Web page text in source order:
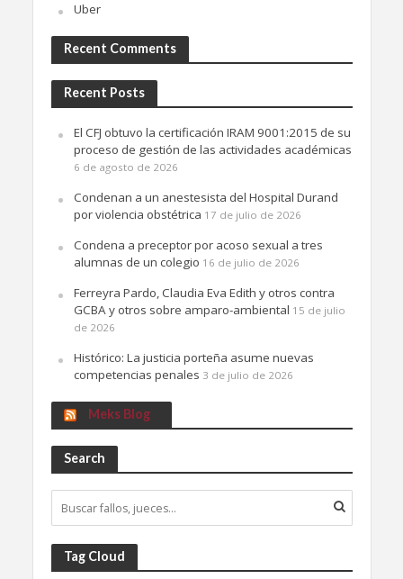
Uber
Recent Comments
Recent Posts
El CFJ obtuvo la certificación IRAM 9001:2015 de su
proceso de gestión de las actividades académicas
6 de agosto de 2026
Condenan a un anestesista del Hospital Durand
por violencia obstétrica 17 de julio de 2026
Condena a preceptor por acoso sexual a tres
alumnas de un colegio 16 de julio de 2026
Ferreyra Pardo, Claudia Eva Edith y otros contra
GCBA y otros sobre amparo-ambiental 15 de julio
de 2026
Histórico: La justicia porteña asume nuevas
competencias penales 3 de julio de 2026
Meks Blog
Search
Tag Cloud